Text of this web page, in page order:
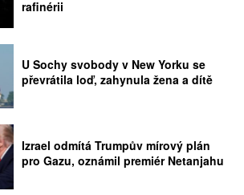
rafinérii
U Sochy svobody v New Yorku se
převrátila loď, zahynula žena a dítě
Izrael odmítá Trumpův mírový plán
pro Gazu, oznámil premiér Netanjahu